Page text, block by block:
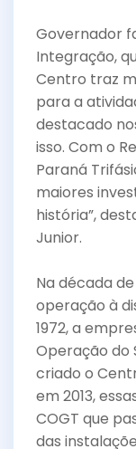
Governador
Integração,
Centro traz
para a
destacado
isso. Com o
Paraná
maiores
história”,
Junior.
Na década
operação à
1972, a
Operação do
criado o
em 2013,
COGT que
das